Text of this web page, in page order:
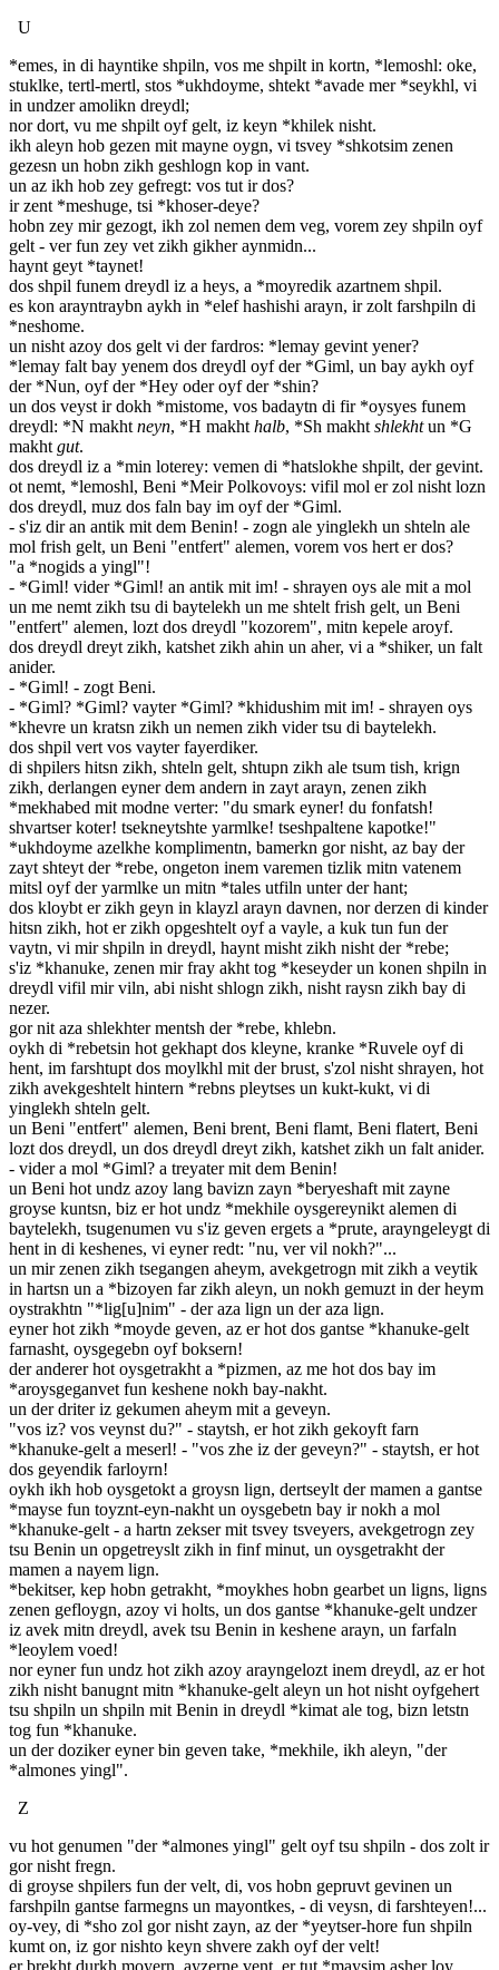
U
*emes, in di hayntike shpiln, vos me shpilt in kortn, *lemoshl: oke,
stuklke, tertl-mertl, stos *ukhdoyme, shtekt *avade mer *seykhl, vi
in undzer amolikn dreydl;
nor dort, vu me shpilt oyf gelt, iz keyn *khilek nisht.
ikh aleyn hob gezen mit mayne oygn, vi tsvey *shkotsim zenen
gezesn un hobn zikh geshlogn kop in vant.
un az ikh hob zey gefregt: vos tut ir dos?
ir zent *meshuge, tsi *khoser-deye?
hobn zey mir gezogt, ikh zol nemen dem veg, vorem zey shpiln oyf
gelt - ver fun zey vet zikh gikher aynmidn...
haynt geyt *taynet!
dos shpil funem dreydl iz a heys, a *moyredik azartnem shpil.
es kon arayntraybn aykh in *elef hashishi arayn, ir zolt farshpiln di
*neshome.
un nisht azoy dos gelt vi der fardros: *lemay gevint yener?
*lemay falt bay yenem dos dreydl oyf der *Giml, un bay aykh oyf
der *Nun, oyf der *Hey oder oyf der *shin?
un dos veyst ir dokh *mistome, vos badaytn di fir *oysyes funem
dreydl: *N makht neyn, *H makht halb, *Sh makht shlekhtun *G
makht gut.
dos dreydl iz a *min loterey: vemen di *hatslokhe shpilt, der gevint.
ot nemt, *lemoshl, Beni *Meir Polkovoys: vifil mol er zol nisht lozn
dos dreydl, muz dos faln bay im oyf der *Giml.
- s'iz dir an antik mit dem Benin! - zogn ale yinglekh un shteln ale
mol frish gelt, un Beni "entfert" alemen, vorem vos hert er dos?
"a *nogids a yingl"!
- *Giml! vider *Giml! an antik mit im! - shrayen oys ale mit a mol
un me nemt zikh tsu di baytelekh un me shtelt frish gelt, un Beni
"entfert" alemen, lozt dos dreydl "kozorem", mitn kepele aroyf.
dos dreydl dreyt zikh, katshet zikh ahin un aher, vi a *shiker, un falt
anider.
- *Giml! - zogt Beni.
- *Giml? *Giml? vayter *Giml? *khidushim mit im! - shrayen oys
*khevre un kratsn zikh un nemen zikh vider tsu di baytelekh.
dos shpil vert vos vayter fayerdiker.
di shpilers hitsn zikh, shteln gelt, shtupn zikh ale tsum tish, krign
zikh, derlangen eyner dem andern in zayt arayn, zenen zikh
*mekhabed mit modne verter: "du smark eyner! du fonfatsh!
shvartser koter! tsekneytshte yarmlke! tseshpaltene kapotke!"
*ukhdoyme azelkhe komplimentn, bamerkn gor nisht, az bay der
zayt shteyt der *rebe, ongeton inem varemen tizlik mitn vatenem
mitsl oyf der yarmlke un mitn *tales utfiln unter der hant;
dos kloybt er zikh geyn in klayzl arayn davnen, nor derzen di kinder
hitsn zikh, hot er zikh opgeshtelt oyf a vayle, a kuk tun fun der
vaytn, vi mir shpiln in dreydl, haynt misht zikh nisht der *rebe;
s'iz *khanuke, zenen mir fray akht tog *keseyder un konen shpiln in
dreydl vifil mir viln, abi nisht shlogn zikh, nisht raysn zikh bay di
nezer.
gor nit aza shlekhter mentsh der *rebe, khlebn.
oykh di *rebetsin hot gekhapt dos kleyne, kranke *Ruvele oyf di
hent, im farshtupt dos moylkhl mit der brust, s'zol nisht shrayen, hot
zikh avekgeshtelt hintern *rebns pleytses un kukt-kukt, vi di
yinglekh shteln gelt.
un Beni "entfert" alemen, Beni brent, Beni flamt, Beni flatert, Beni
lozt dos dreydl, un dos dreydl dreyt zikh, katshet zikh un falt anider.
- vider a mol *Giml? a treyater mit dem Benin!
un Beni hot undz azoy lang bavizn zayn *beryeshaft mit zayne
groyse kuntsn, biz er hot undz *mekhile oysgereynikt alemen di
baytelekh, tsugenumen vu s'iz geven ergets a *prute, arayngeleygt di
hent in di keshenes, vi eyner redt: "nu, ver vil nokh?"...
un mir zenen zikh tsegangen aheym, avekgetrogn mit zikh a veytik
in hartsn un a *bizoyen far zikh aleyn, un nokh gemuzt in der heym
oystrakhtn "*lig[u]nim" - der aza lign un der aza lign.
eyner hot zikh *moyde geven, az er hot dos gantse *khanuke-gelt
farnasht, oysgegebn oyf boksern!
der anderer hot oysgetrakht a *pizmen, az me hot dos bay im
*aroysgeganvet fun keshene nokh bay-nakht.
un der driter iz gekumen aheym mit a geveyn.
"vos iz? vos veynst du?" - staytsh, er hot zikh gekoyft farn
*khanuke-gelt a meserl! - "vos zhe iz der geveyn?" - staytsh, er hot
dos geyendik farloyrn!
oykh ikh hob oysgetokt a groysn lign, dertseylt der mamen a gantse
*mayse fun toyznt-eyn-nakht un oysgebetn bay ir nokh a mol
*khanuke-gelt - a hartn zekser mit tsvey tsveyers, avekgetrogn zey
tsu Benin un opgetreyslt zikh in finf minut, un oysgetrakht der
mamen a nayem lign.
*bekitser, kep hobn getrakht, *moykhes hobn gearbet un ligns, ligns
zenen gefloygn, azoy vi holts, un dos gantse *khanuke-gelt undzer
iz avek mitn dreydl, avek tsu Benin in keshene arayn, un farfaln
*leoylem voed!
nor eyner fun undz hot zikh azoy arayngelozt inem dreydl, az er hot
zikh nisht banugnt mitn *khanuke-gelt aleyn un hot nisht oyfgehert
tsu shpiln un shpiln mit Benin in dreydl *kimat ale tog, bizn letstn
tog fun *khanuke.
un der doziker eyner bin geven take, *mekhile, ikh aleyn, "der
*almones yingl".
Z
vu hot genumen "der *almones yingl" gelt oyf tsu shpiln - dos zolt ir
gor nisht fregn.
di groyse shpilers fun der velt, di, vos hobn gepruvt gevinen un
farshpiln gantse farmegns un mayontkes, - di veysn, di farshteyen!...
oy-vey, di *sho zol gor nisht zayn, az der *yeytser-hore fun shpiln
kumt on, iz gor nishto keyn shvere zakh oyf der velt!
er brekht durkh moyern, ayzerne vent, er tut *maysim asher loy